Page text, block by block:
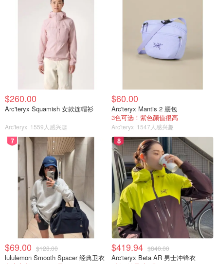
$260.00
Arc'teryx Squamish 女款连帽衫
Arc'teryx 1559人感兴趣
$60.00
Arc'teryx Mantis 2 腰包
3色可选！紫色颜值很高
Arc'teryx 1547人感兴趣
7
$69.00 $128.00
lululemon Smooth Spacer 经典卫衣
8
$419.94 $840.00
Arc'teryx Beta AR 男士冲锋衣